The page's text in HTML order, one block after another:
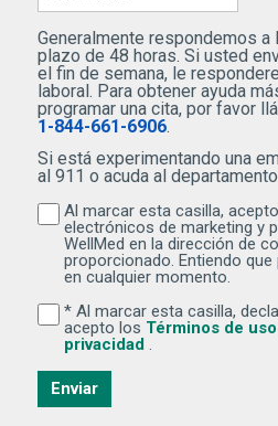
Generalmente respondemos
plazo de 48 horas. Si usted
el fin de semana, le
laboral. Para obtener ayuda
programar una cita, por favor
1-844-661-6906.
Si está experimentando una
al 911 o acuda al
Al marcar esta casilla,
Al marcar esta casilla,
electrónicos de marketing y
WellMed en la dirección de
proporcionado. Entiendo
en cualquier momento.
Al marcar esta casilla,
* Al marcar esta casilla,
acepto los Términos de uso
privacidad
(Se abre una
.
Enviar